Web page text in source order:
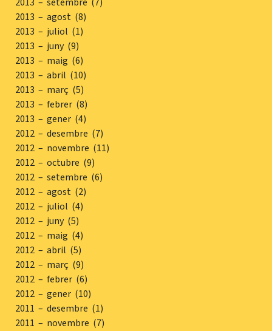
2013 – setembre (7)
2013 – agost (8)
2013 – juliol (1)
2013 – juny (9)
2013 – maig (6)
2013 – abril (10)
2013 – març (5)
2013 – febrer (8)
2013 – gener (4)
2012 – desembre (7)
2012 – novembre (11)
2012 – octubre (9)
2012 – setembre (6)
2012 – agost (2)
2012 – juliol (4)
2012 – juny (5)
2012 – maig (4)
2012 – abril (5)
2012 – març (9)
2012 – febrer (6)
2012 – gener (10)
2011 – desembre (1)
2011 – novembre (7)